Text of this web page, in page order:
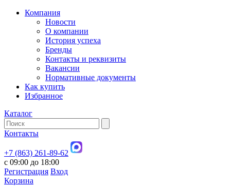
Компания
Новости
О компании
История успеха
Бренды
Контакты и реквизиты
Вакансии
Нормативные документы
Как купить
Избранное
Каталог
Контакты
+7 (863) 261-89-62
с 09:00 до 18:00
Регистрация Вход
Корзина